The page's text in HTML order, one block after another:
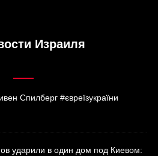
Израиля
Спилберг #євреїзукраїни
ударили в один дом под Киевом: